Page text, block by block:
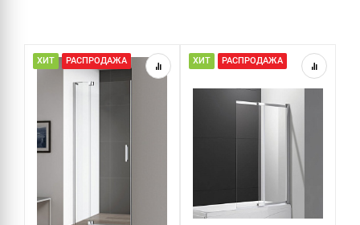
ХИТ РАСПРОДАЖА ХИТ РАСПРОДАЖА